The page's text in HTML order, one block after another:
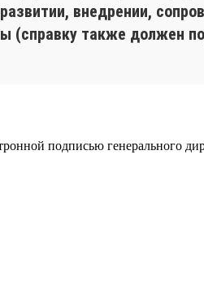
внедрении,
(справку также должен
подписью генерального